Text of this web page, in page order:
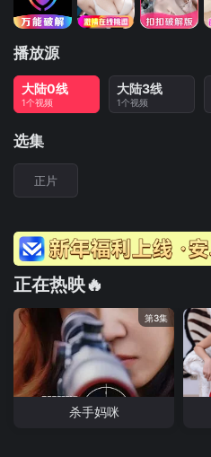
播放源
大陆0线
1个视频
大陆3线
1个视频
选集
正片
正在热映🔥
第3集
杀手妈咪